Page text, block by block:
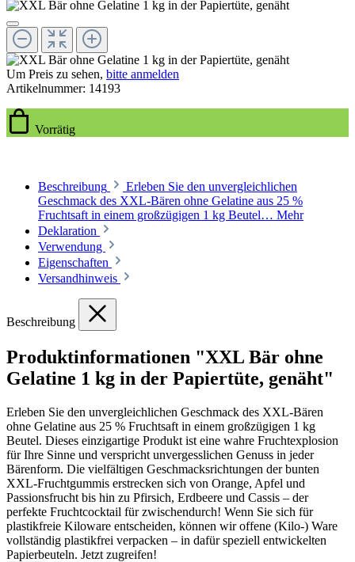
Um Preis zu sehen, bitte anmelden
Artikelnummer: 14193
Vorrätig
Beschreibung
Erleben Sie den unvergleichlichen
Geschmack des XXL-Bären ohne Gelatine aus 25 %
Fruchtsaft in einem großzügigen 1 kg Beutel… Mehr
Deklaration
Verwendung
Eigenschaften
Versandhinweis
Beschreibung
Produktinformationen "XXL Bär ohne
Gelatine 1 kg in der Papiertüte, genäht"
Erleben Sie den unvergleichlichen Geschmack des XXL-Bären
ohne Gelatine aus 25 % Fruchtsaft in einem großzügigen 1 kg
Beutel. Dieses einzigartige Produkt ist eine wahre Fruchtexplosion
für Ihre Sinne und verspricht unvergesslichen Genuss in jeder
Bärenform. Die vielfältigen Geschmacksrichtungen der bunten
XXL-Fruchtgummis erstrecken sich von Orange, Apfel und
Passionsfrucht bis hin zu Pfirsich, Erdbeere und Cassis – der
perfekte Fruchtcocktail für zwischendurch! Wenn Sie sich für
plastikfreie Kiloware entscheiden, können wir offene (Kilo-) Ware
vollständig plastikfrei verpacken – in dafür speziell entwickelten
Papierbeuteln. Jetzt zugreifen!